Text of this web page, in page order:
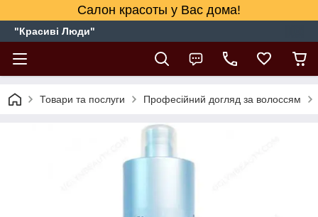
Салон красоты у Вас дома!
"Красиві Люди"
Товари та послуги Професійний догляд за волоссям